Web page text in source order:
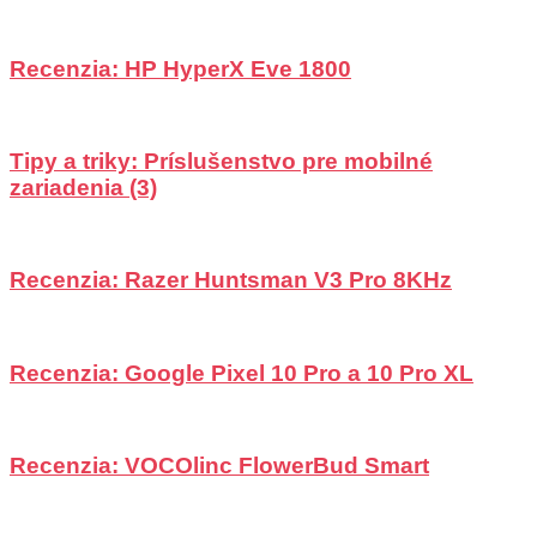
Recenzia: HP HyperX Eve 1800
Tipy a triky: Príslušenstvo pre mobilné
zariadenia (3)
Recenzia: Razer Huntsman V3 Pro 8KHz
Recenzia: Google Pixel 10 Pro a 10 Pro XL
Recenzia: VOCOlinc FlowerBud Smart